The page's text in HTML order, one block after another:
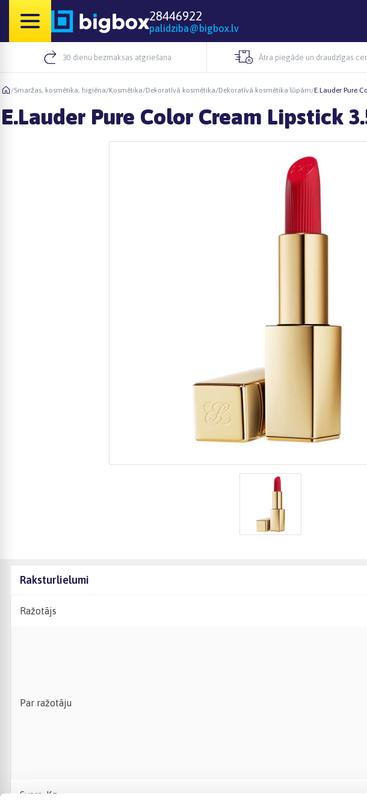
28446922
palidziba@bigbox.lv
30 dienu bezmaksas atgriešana Ātra piegāde un draudzīgas
/Smaržas, kosmētika, higiēna/Kosmētika/Dekoratīvā kosmētika/Dekoratīvā kosmētika lūpām/E.Lauder Pure
E.Lauder Pure Color Cream Lipstick
Raksturlielumi
Ražotājs
Par ražotāju
Svars, Kg